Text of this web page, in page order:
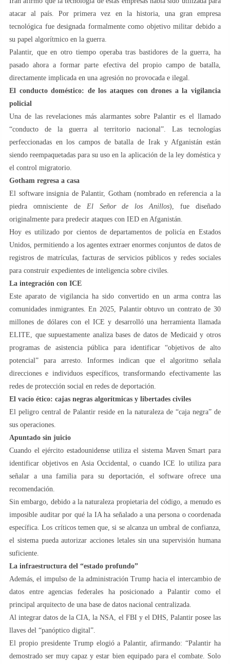
atacar al país. Por primera vez en la historia, una gran empresa
tecnológica fue designada formalmente como objetivo militar debido a
su papel algorítmico en la guerra.
Palantir, que en otro tiempo operaba tras bastidores de la guerra, ha
pasado ahora a formar parte efectiva del propio campo de batalla,
directamente implicada en una agresión no provocada e ilegal.
El conducto doméstico: de los ataques con drones a la vigilancia
policial
Una de las revelaciones más alarmantes sobre Palantir es el llamado
“conducto de la guerra al territorio nacional”. Las tecnologías
perfeccionadas en los campos de batalla de Irak y Afganistán están
siendo reempaquetadas para su uso en la aplicación de la ley doméstica y
el control migratorio.
Gotham regresa a casa
El software insignia de Palantir, Gotham (nombrado en referencia a la
piedra omnisciente de El Señor de los Anillos), fue diseñado
originalmente para predecir ataques con IED en Afganistán.
Hoy es utilizado por cientos de departamentos de policía en Estados
Unidos, permitiendo a los agentes extraer enormes conjuntos de datos de
registros de matrículas, facturas de servicios públicos y redes sociales
para construir expedientes de inteligencia sobre civiles.
La integración con ICE
Este aparato de vigilancia ha sido convertido en un arma contra las
comunidades inmigrantes. En 2025, Palantir obtuvo un contrato de 30
millones de dólares con el ICE y desarrolló una herramienta llamada
ELITE, que supuestamente analiza bases de datos de Medicaid y otros
programas de asistencia pública para identificar “objetivos de alto
potencial” para arresto. Informes indican que el algoritmo señala
direcciones e individuos específicos, transformando efectivamente las
redes de protección social en redes de deportación.
El vacío ético: cajas negras algorítmicas y libertades civiles
El peligro central de Palantir reside en la naturaleza de “caja negra” de
sus operaciones.
Apuntado sin juicio
Cuando el ejército estadounidense utiliza el sistema Maven Smart para
identificar objetivos en Asia Occidental, o cuando ICE lo utiliza para
señalar a una familia para su deportación, el software ofrece una
recomendación.
Sin embargo, debido a la naturaleza propietaria del código, a menudo es
imposible auditar por qué la IA ha señalado a una persona o coordenada
específica. Los críticos temen que, si se alcanza un umbral de confianza,
el sistema pueda autorizar acciones letales sin una supervisión humana
suficiente.
La infraestructura del “estado profundo”
Además, el impulso de la administración Trump hacia el intercambio de
datos entre agencias federales ha posicionado a Palantir como el
principal arquitecto de una base de datos nacional centralizada.
Al integrar datos de la CIA, la NSA, el FBI y el DHS, Palantir posee las
llaves del “panóptico digital”.
El propio presidente Trump elogió a Palantir, afirmando: “Palantir ha
demostrado ser muy capaz y estar bien equipado para el combate. Solo